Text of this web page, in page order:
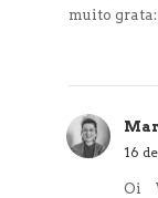
muito
16
Oi